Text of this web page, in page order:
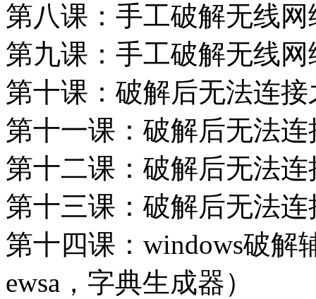
第八课：手工破解无线
第九课：手工破解无线
第十课：破解后无法连
第十一课：破解后无法
第十二课：破解后无法
第十三课：破解后无法
第十四课：windows破解
ewsa，字典生成器）